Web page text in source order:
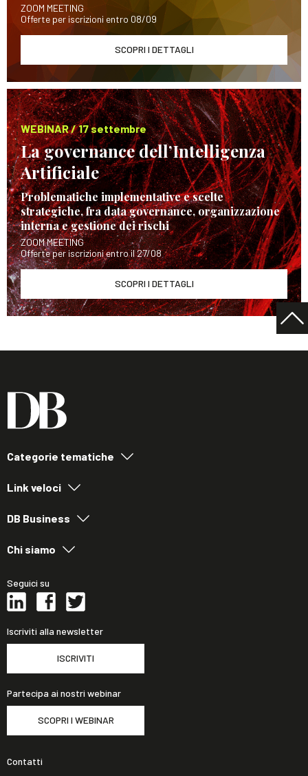
ZOOM MEETING
Offerte per iscrizioni entro 08/09
SCOPRI I DETTAGLI
WEBINAR / 17 settembre
La governance dell’Intelligenza
Artificiale
Problematiche implementative e scelte
strategiche, fra data governance, organizzazione
interna e gestione dei rischi
ZOOM MEETING
Offerte per iscrizioni entro il 27/08
SCOPRI I DETTAGLI
Categorie tematiche
Link veloci
DB Business
Chi siamo
Seguici su
Iscriviti alla newsletter
ISCRIVITI
Partecipa ai nostri webinar
SCOPRI I WEBINAR
Contatti